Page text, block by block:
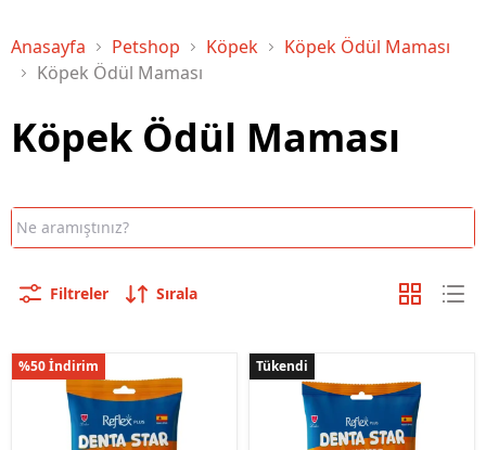
Anasayfa Petshop Köpek
Köpek Ödül Maması
Köpek Ödül Maması
Köpek Ödül Maması
Filtreler Sırala
%50 İndirim Tükendi
Tükendi